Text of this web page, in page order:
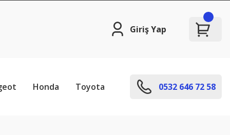
Giriş Yap
Honda Toyota 0532 646 72 58